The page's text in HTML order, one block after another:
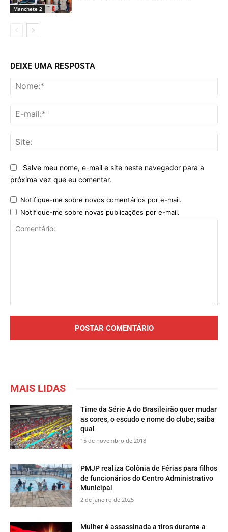
Manchete 2
DEIXE UMA RESPOSTA
Salve meu nome, e-mail e site neste navegador para a
próxima vez que eu comentar.
Notifique-me sobre novos comentários por e-mail.
Notifique-me sobre novas publicações por e-mail.
MAIS LIDAS
Time da Série A do Brasileirão quer mudar
as cores, o escudo e nome do clube; saiba
qual
15 de novembro de 2018
PMJP realiza Colônia de Férias para filhos
de funcionários do Centro Administrativo
Municipal
2 de janeiro de 2025
Mulher é assassinada a tiros durante a